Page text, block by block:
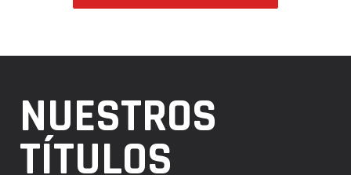
NUESTROS
TÍTULOS